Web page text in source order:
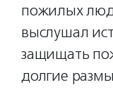
пожилых
выслушал
защищать
долгие